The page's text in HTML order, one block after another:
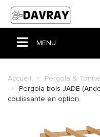
MENU
PERGOLA & TONNELLE
Accueil Pergola &
Pergola bois JADE
coulissante en option